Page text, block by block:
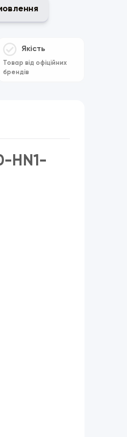
Якість
Товар від офіційних
брендів
HN1-